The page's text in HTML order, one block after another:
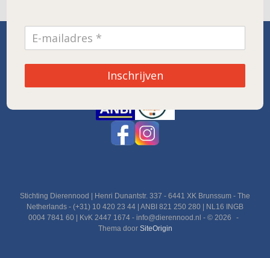
Stichting Dierennood | Henri Dunantstr. 337 - 6441 XK Brunssum - The
Netherlands - (+31) 10 420 23 44 | ANBI 821 250 280 | NL16 INGB
0004 7841 60 | KvK 2447 1674 - info@dierennood.nl - © 2026
Thema door SiteOrigin
Inschrijven